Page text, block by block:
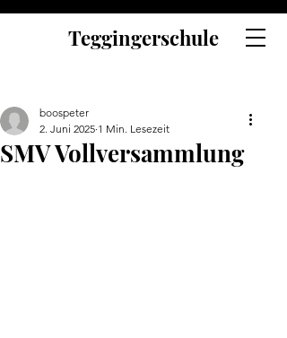
Teggingerschule
SMV Vollversammlung
boospeter
2. Juni 2025 1 Min. Lesezeit